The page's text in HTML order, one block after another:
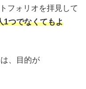
フォリオを拝見して
1つでなくてもよ
、目的が